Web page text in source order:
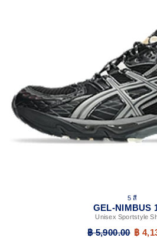
Shock-attenuating material placed
shoe for cushioning and shock
The sockliner is produced with
process that reduces water
33% and carbon emissions by
compared to the conventional
5 สี
GEL-NIMBUS
Unisex Sportstyle
฿ 5,900.00 ฿